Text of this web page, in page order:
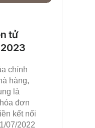
tử
chính
hàng,
là
đơn
kết nối
07/2022